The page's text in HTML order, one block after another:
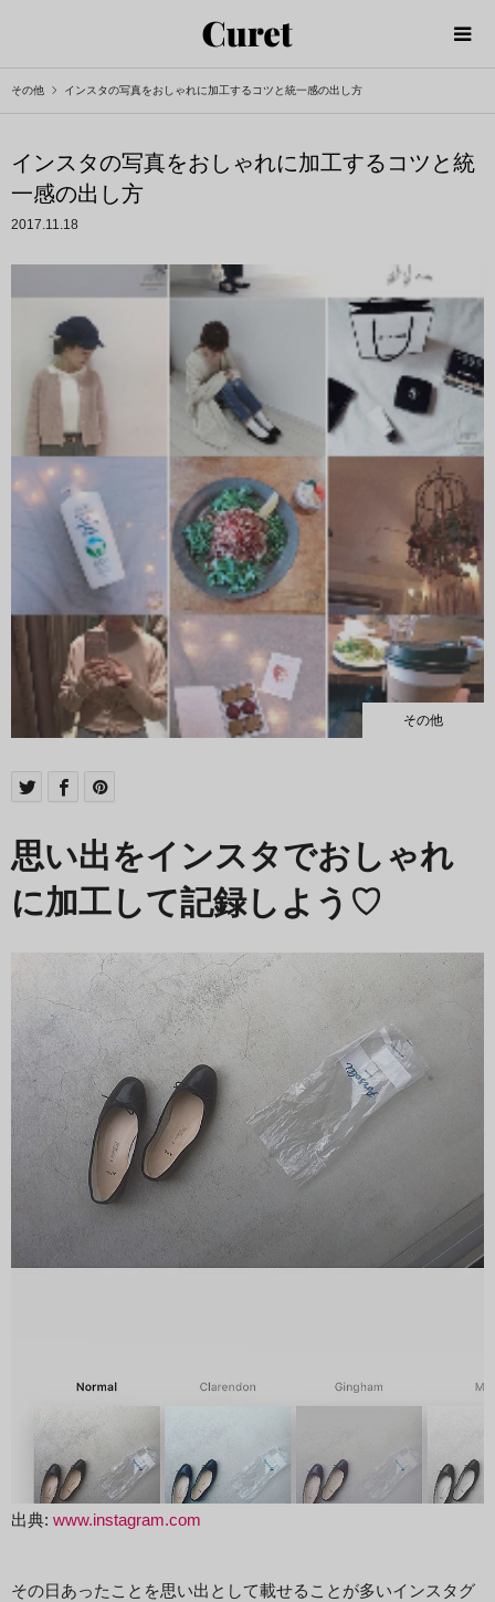
その他 インスタの写真をおしゃれに加工するコツと統一感の出し方
インスタの写真をおしゃれに加工するコツと統
一感の出し方
2017.11.18
その他
思い出をインスタでおしゃれ
に加工して記録しよう♡
出典: www.instagram.com
その日あったことを思い出として載せることが多いインスタグ